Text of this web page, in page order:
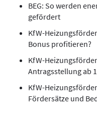
BEG: So werden
gefördert
KfW-
Bonus profitieren?
KfW-
Antragsstellung ab
KfW-
Fördersätze und